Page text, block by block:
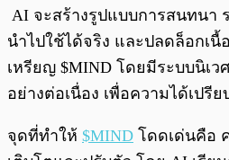
AI จะสร้างรูปแบบการสนทนา
นำไปใช้ได้จริง และปลดล็อกเนื้
เหรียญ $MIND โดยมีระบบนิเ
อย่างต่อเนื่อง เพื่อความได้เปรี
จุดที่ทำให้ $MIND โดดเด่นคือ